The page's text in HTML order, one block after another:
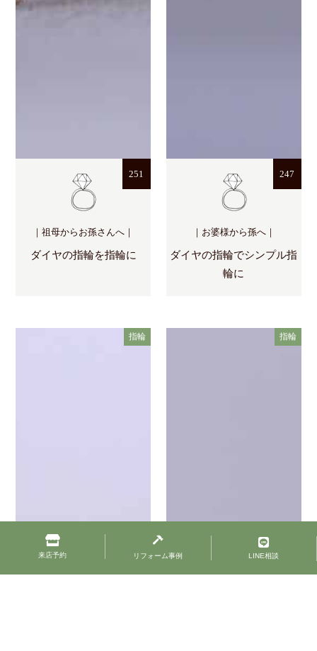
251
｜祖母からお孫さんへ｜
ダイヤの指輪を指輪に
247
｜お婆様から孫へ｜
ダイヤの指輪でシンプル指
輪に
指輪 指輪
来店予約 リフォーム事例 LINE相談